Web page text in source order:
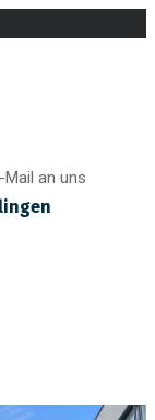
Mail an uns